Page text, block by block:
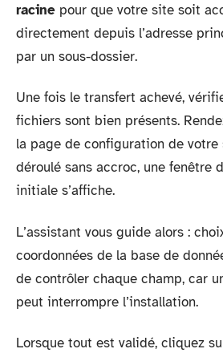
racine pour que votre site soit
directement depuis l’adresse
par un sous-dossier.
Une fois le transfert achevé,
fichiers sont bien présents.
la page de configuration de votre
déroulé sans accroc, une fenêtre
initiale s’affiche.
L’assistant vous guide alors :
coordonnées de la base de
de contrôler chaque champ, car
peut interrompre l’installation.
Lorsque tout est validé, cliquez